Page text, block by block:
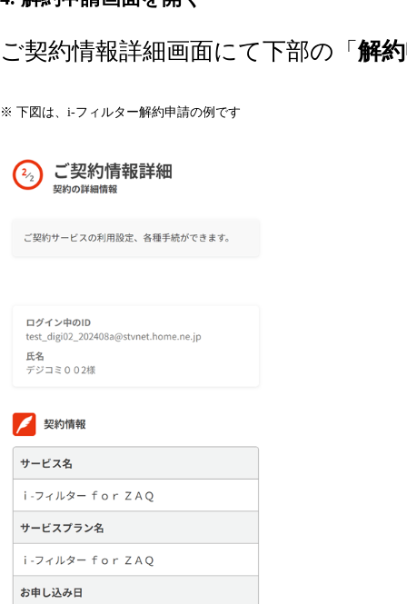
ご契約情報詳細画面にて下部の「 解
※ 下図は、i-フィルター解約申請の例です